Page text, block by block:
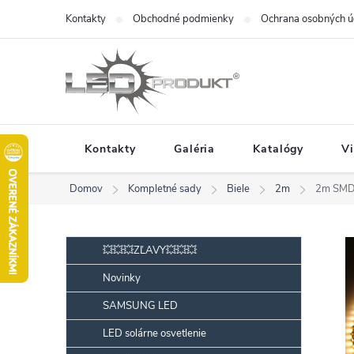
obsah
Kontakty Obchodné podmienky Ochrana osobných
Kontakty Galéria Katalógy
Domov Kompletné sady Biele 2m 2m
o
č
n
Preskočiť
kategórie💥💥💥ZĽAVY💥💥💥
Novinky
SAMSUNG LED
LED solárne osvetlenie